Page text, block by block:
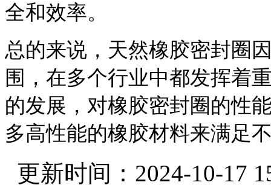
全和效率。
总的来说，天然橡胶密封圈
围，在多个行业中都发挥着
的发展，对橡胶密封圈的性
多高性能的橡胶材料来满足
更新时间：2024-10-17